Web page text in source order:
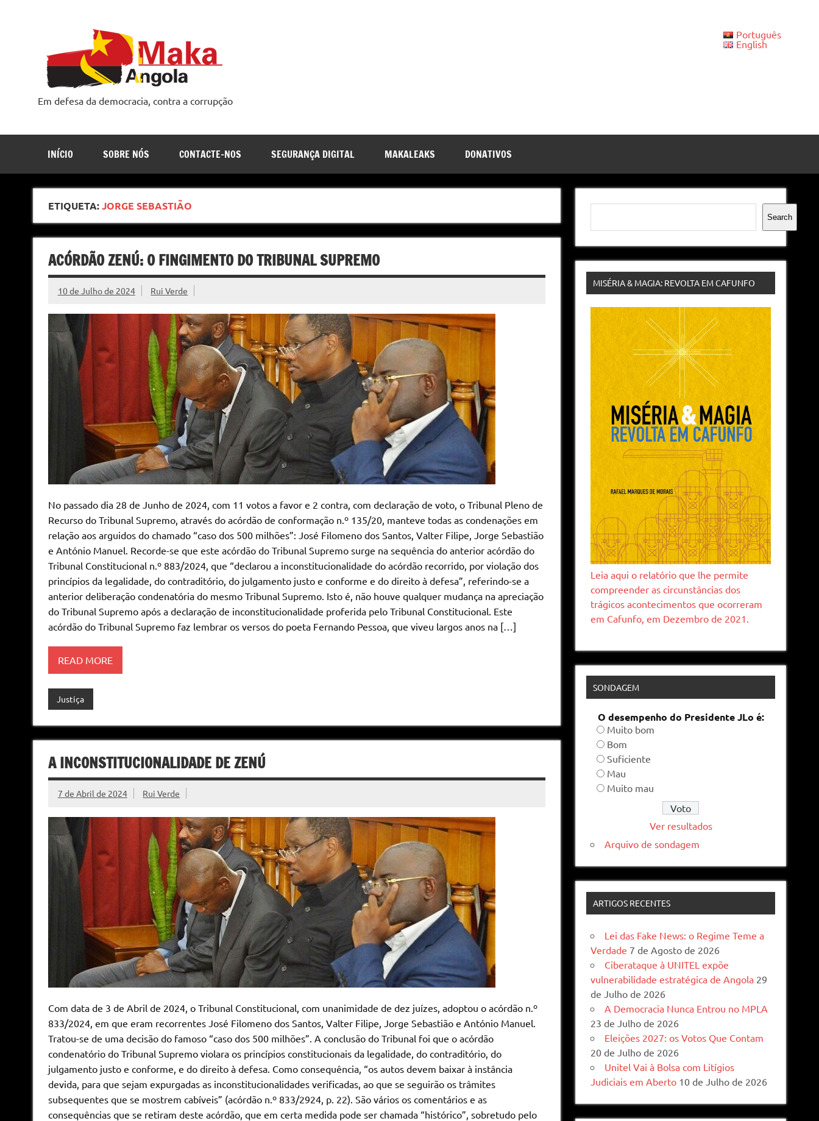
Em defesa da democracia, contra a corrupção
Português
English
INÍCIO SOBRE NÓS CONTACTE-NOS SEGURANÇA DIGITAL MAKALEAKS DONATIVOS
ETIQUETA:JORGE SEBASTIÃO
ACÓRDÃO ZENÚ: O FINGIMENTO DO TRIBUNAL SUPREMO
10 de Julho de 2024 Rui Verde
No passado dia 28 de Junho de 2024, com 11 votos a favor e 2 contra, com declaração de voto, o Tribunal Pleno de
Recurso do Tribunal Supremo, através do acórdão de conformação n.º 135/20, manteve todas as condenações em
relação aos arguidos do chamado “caso dos 500 milhões”: José Filomeno dos Santos, Valter Filipe, Jorge Sebastião
e António Manuel. Recorde-se que este acórdão do Tribunal Supremo surge na sequência do anterior acórdão do
Tribunal Constitucional n.º 883/2024, que “declarou a inconstitucionalidade do acórdão recorrido, por violação dos
princípios da legalidade, do contraditório, do julgamento justo e conforme e do direito à defesa”, referindo-se a
anterior deliberação condenatória do mesmo Tribunal Supremo. Isto é, não houve qualquer mudança na apreciação
do Tribunal Supremo após a declaração de inconstitucionalidade proferida pelo Tribunal Constitucional. Este
acórdão do Tribunal Supremo faz lembrar os versos do poeta Fernando Pessoa, que viveu largos anos na […]
READ MORE
Justiça
A INCONSTITUCIONALIDADE DE ZENÚ
7 de Abril de 2024 Rui Verde
Com data de 3 de Abril de 2024, o Tribunal Constitucional, com unanimidade de dez juízes, adoptou o acórdão n.º
833/2024, em que eram recorrentes José Filomeno dos Santos, Valter Filipe, Jorge Sebastião e António Manuel.
Tratou-se de uma decisão do famoso “caso dos 500 milhões”. A conclusão do Tribunal foi que o acórdão
condenatório do Tribunal Supremo violara os princípios constitucionais da legalidade, do contraditório, do
julgamento justo e conforme, e do direito à defesa. Como consequência, “os autos devem baixar à instância
devida, para que sejam expurgadas as inconstitucionalidades verificadas, ao que se seguirão os trâmites
subsequentes que se mostrem cabíveis” (acórdão n.º 833/2924, p. 22). São vários os comentários e as
consequências que se retiram deste acórdão, que em certa medida pode ser chamada “histórico”, sobretudo pelo
Pesquisar
Search
MISÉRIA & MAGIA: REVOLTA EM CAFUNFO
Leia aqui o relatório que lhe permite
compreender as circunstâncias dos
trágicos acontecimentos que ocorreram
em Cafunfo, em Dezembro de 2021.
SONDAGEM
O desempenho do Presidente JLo é:
Muito bom
Bom
Suficiente
Mau
Muito mau
Ver resultados
Arquivo de sondagem
ARTIGOS RECENTES
Lei das Fake News: o Regime Teme a
Verdade 7 de Agosto de 2026
Ciberataque à UNITEL expõe
vulnerabilidade estratégica de Angola 29
de Julho de 2026
A Democracia Nunca Entrou no MPLA
23 de Julho de 2026
Eleições 2027: os Votos Que Contam
20 de Julho de 2026
Unitel Vai à Bolsa com Litígios
Judiciais em Aberto 10 de Julho de 2026